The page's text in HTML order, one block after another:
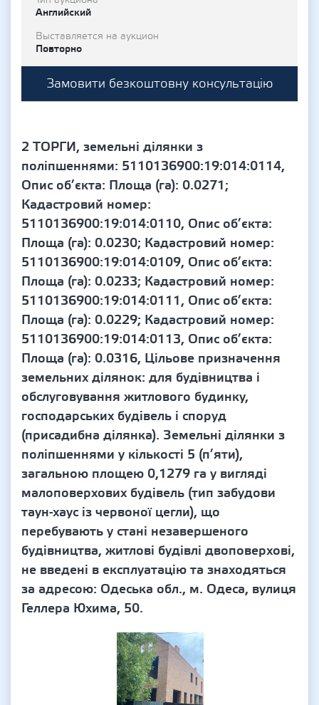
Английский
Выставляется на аукцион
Повторно
Замовити безкоштовну консультацію
2 ТОРГИ, земельні ділянки з
поліпшеннями: 5110136900:19:014:0114,
Опис об’єкта: Площа (га): 0.0271;
Кадастровий номер:
5110136900:19:014:0110, Опис об’єкта:
Площа (га): 0.0230; Кадастровий номер:
5110136900:19:014:0109, Опис об’єкта:
Площа (га): 0.0233; Кадастровий номер:
5110136900:19:014:0111, Опис об’єкта:
Площа (га): 0.0229; Кадастровий номер:
5110136900:19:014:0113, Опис об’єкта:
Площа (га): 0.0316, Цільове призначення
земельних ділянок: для будівництва і
обслуговування житлового будинку,
господарських будівель і споруд
(присадибна ділянка). Земельні ділянки з
поліпшеннями у кількості 5 (п’яти),
загальною площею 0,1279 га у вигляді
малоповерхових будівель (тип забудови
таун-хаус із червоної цегли), що
перебувають у стані незавершеного
будівництва, житлові будівлі двоповерхові,
не введені в експлуатацію та знаходяться
за адресою: Одеська обл., м. Одеса, вулиця
Геллера Юхима, 50.